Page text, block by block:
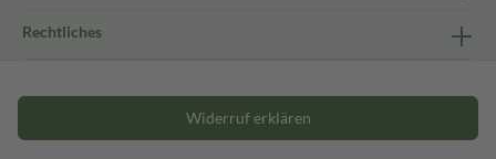
Rechtliches
Widerruf erklären